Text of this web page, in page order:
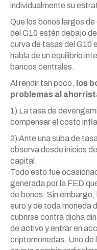
individualmente su
Que los bonos largos
del G10 estén debajo
curva de tasas del G10
habla de un equilibrio
bancos centrales.
Al rendir tan poco, los
problemas al
1) La tasa de
compensar el costo
2) Ante una suba de
observa desde inicios
capital.
Todo esto fue
generada por la FED
de bonos. Sin embargo,
euro y de toda moneda
cubrirse contra dicha
de activo y entrar en
criptomonedas. Uno de